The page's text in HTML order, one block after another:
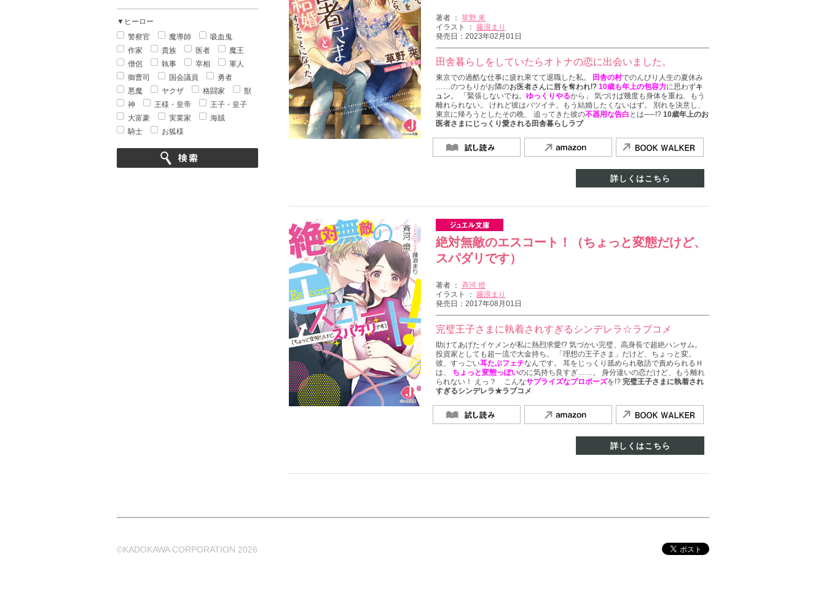
▼ヒーロー
警察官
魔導師
吸血鬼
作家
貴族 医者
魔王
僧侶
執事 宰相
軍人
御曹司
国会議員
勇者
悪魔
ヤクザ 格闘家
獣
神
王様・皇帝
王子・皇子
大富豪
実業家
海賊
騎士
お狐様
著者 ： 草野 來
イラスト ： 藤浪まり
発売日：2023年02月01日
田舎暮らしをしていたらオトナの恋に出会いました。
東京での過酷な仕事に疲れ果てて退職した私。 田舎の村でのんびり人生の夏休み
……のつもりがお隣のお医者さんに唇を奪われ!? 10歳も年上の包容力に思わずキ
ュン。 「緊張しないでね。 ゆっくりやるから」 気づけば幾度も身体を重ね、もう
離れられない。 けれど彼はバツイチ。もう結婚したくないはず。 別れを決意し、
東京に帰ろうとしたその晩、 追ってきた彼の不器用な告白 とは──!? 10歳年上のお
医者さまにじっくり愛される田舎暮らしラブ
詳しくはこちら
絶対無敵のエスコート！（ちょっと変態だけど、
スパダリです）
著者 ： 斉河 燈
イラスト ： 藤浪まり
発売日：2017年08月01日
完璧王子さまに執着されすぎるシンデレラ☆ラブコメ
助けてあげたイケメンが私に熱烈求愛!? 気づかい完璧、高身長で超絶ハンサム。
投資家としても超一流で大金持ち。 「理想の王子さま」だけど、ちょっと変。
彼、すっごい耳たぶフェチなんです。 耳をじっくり舐められ敬語で責められるＨ
は、 ちょっと変態っぽいのに気持ち良すぎ……。 身分違いの恋だけど、もう離れ
られない！ えっ？ こんなサプライズなプロポーズを!? 完璧王子さまに執着され
すぎるシンデレラ★ラブコメ
詳しくはこちら
©KADOKAWA CORPORATION 2026